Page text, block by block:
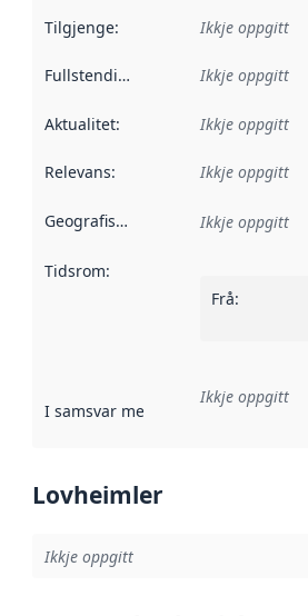
Tilgjenge: Ikkje oppgitt
Fullstendigheit Ikkje oppgitt
Aktualitet: Ikkje oppgitt
Relevans: Ikkje oppgitt
Geografisk område Ikkje oppgitt
Tidsrom:
Frå:
I samsvar med Referanse til ei
Ikkje oppgitt
Lovheimler
Ikkje oppgitt